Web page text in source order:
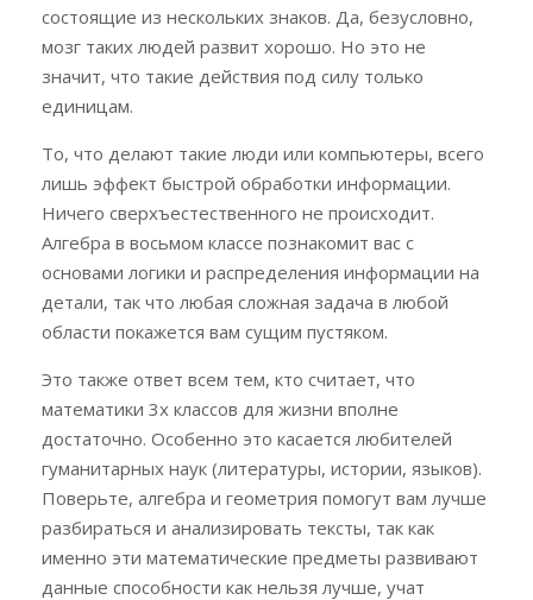
состоящие из нескольких знаков. Да, безусловно,
мозг таких людей развит хорошо. Но это не
значит, что такие действия под силу только
единицам.
То, что делают такие люди или компьютеры, всего
лишь эффект быстрой обработки информации.
Ничего сверхъестественного не происходит.
Алгебра в восьмом классе познакомит вас с
основами логики и распределения информации на
детали, так что любая сложная задача в любой
области покажется вам сущим пустяком.
Это также ответ всем тем, кто считает, что
математики 3х классов для жизни вполне
достаточно. Особенно это касается любителей
гуманитарных наук (литературы, истории, языков).
Поверьте, алгебра и геометрия помогут вам лучше
разбираться и анализировать тексты, так как
именно эти математические предметы развивают
данные способности как нельзя лучше, учат